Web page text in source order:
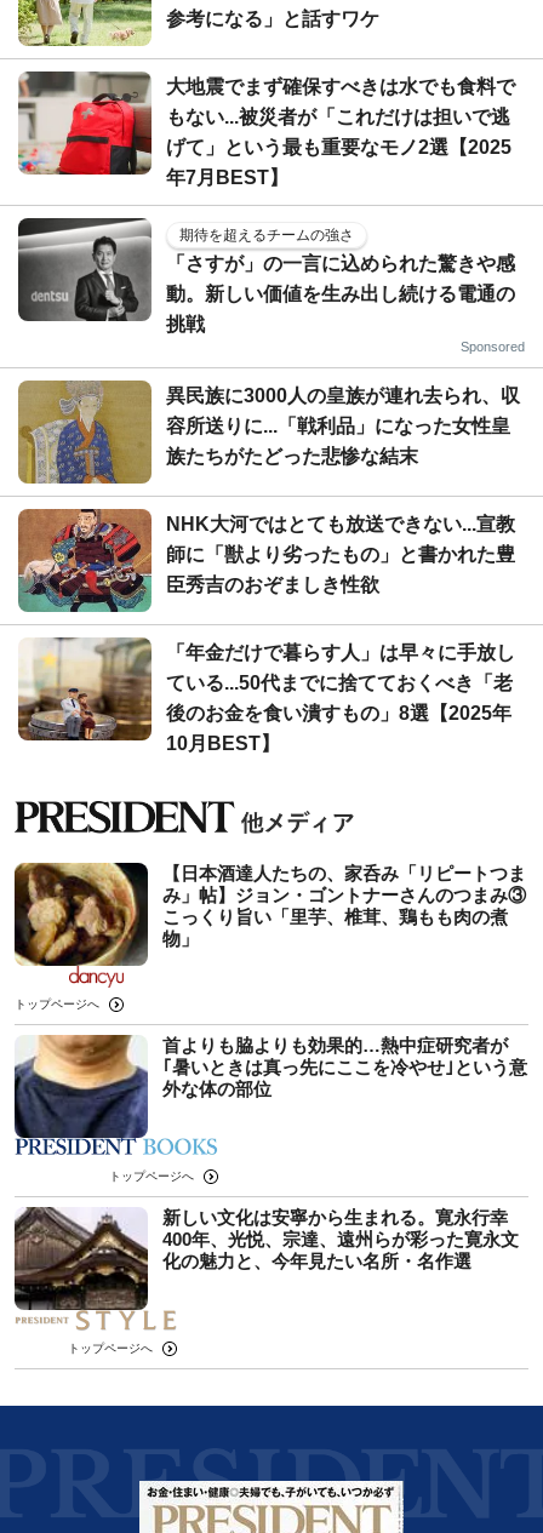
参考になる」と話すワケ
大地震でまず確保すべきは水でも食料で
もない...被災者が「これだけは担いで逃
げて」という最も重要なモノ2選【2025
年7月BEST】
期待を超えるチームの強さ
「さすが」の一言に込められた驚きや感
動。新しい価値を生み出し続ける電通の
挑戦
Sponsored
異民族に3000人の皇族が連れ去られ、収
容所送りに...「戦利品」になった女性皇
族たちがたどった悲惨な結末
NHK大河ではとても放送できない...宣教
師に「獣より劣ったもの」と書かれた豊
臣秀吉のおぞましき性欲
「年金だけで暮らす人」は早々に手放し
ている...50代までに捨てておくべき「老
後のお金を食い潰すもの」8選【2025年
10月BEST】
【日本酒達人たちの、家呑み「リピートつま
み」帖】ジョン・ゴントナーさんのつまみ③
こっくり旨い「里芋、椎茸、鶏もも肉の煮
物」
トップページへ
首よりも脇よりも効果的…熱中症研究者が
｢暑いときは真っ先にここを冷やせ｣という意
外な体の部位
トップページへ
新しい文化は安寧から生まれる。寛永行幸
400年、光悦、宗達、遠州らが彩った寛永文
化の魅力と、今年見たい名所・名作選
トップページへ